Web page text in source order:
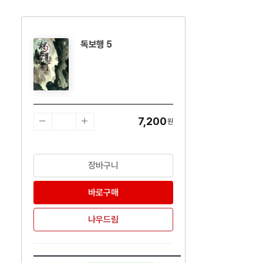
독보행 5
7,200원
장바구니
바로구매
나우드림